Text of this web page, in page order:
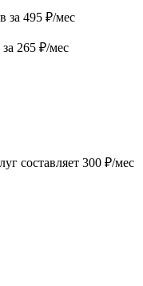
за 495 ₽/мес
265 ₽/мес
составляет 300 ₽/мес